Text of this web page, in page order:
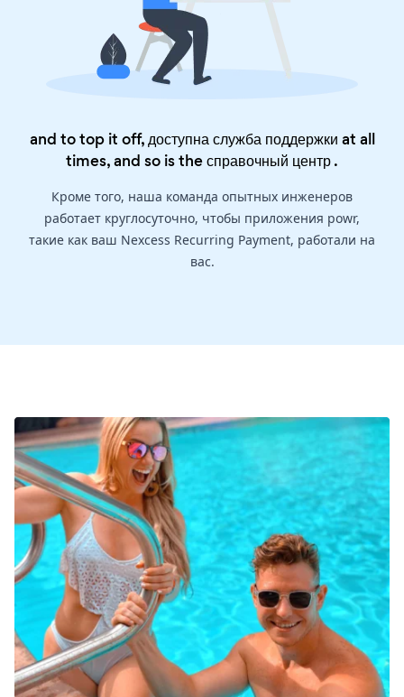
and to top it off, доступна служба поддержки at all
times, and so is theсправочный центр.
Кроме того, наша команда опытных инженеров
работает круглосуточно, чтобы приложения powr,
такие как ваш Nexcess Recurring Payment, работали на
вас.